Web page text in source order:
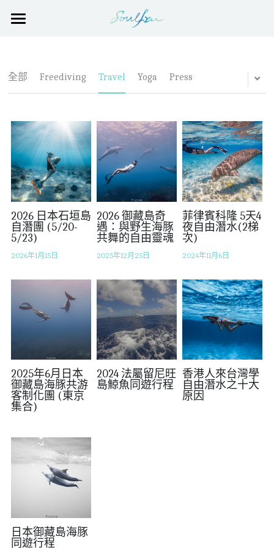
自潛訓練 Freediving Training
校友 (Soulfree Alumni)
校外生 (Guest student)
自潛瑜珈 Yoga for Freedivers
關於Soulfree
PADI 自由潛水課程報名 Apply
全部 Freediving Travel Yoga Press
2026 日本石垣島
自潛團 (5/20-
5/23)
2026年1月15日
2026 御藏島奇
遇：與野生海豚
共舞的自由靈魂
2025年12月25日
菲律賓科隆 5天4
夜自由潛水(2梯
次)
2024年11月6日
2025年6月日本
御藏島海豚共游
客制化團 (東京
集合)
2024 法屬留尼旺
島鯨魚同遊行程
香港人來台灣學
自由潛水之十大
原因
日本御藏島海豚
同遊行程
部落格分類